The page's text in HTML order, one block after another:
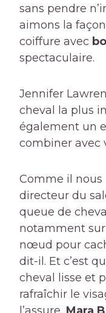
sans pendre
aimons la
coiffure avec
spectaculaire.
Jennifer
cheval la plus
également un
combiner avec
Comme il nous
directeur du
queue de
notamment
nœud pour
dit-il. Et c’est
cheval lisse et
rafraîchir le